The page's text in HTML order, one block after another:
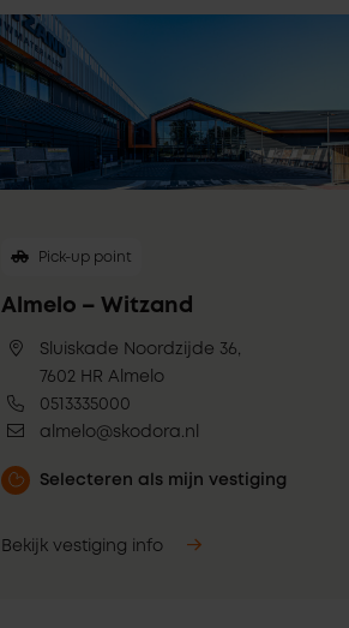
Pick-up point
Almelo – Witzand
Sluiskade Noordzijde 36,
7602 HR Almelo
0513335000
almelo@skodora.nl
Selecteren als mijn vestiging
Bekijk vestiging info